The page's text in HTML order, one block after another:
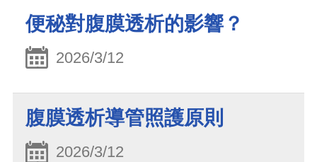
便秘對腹膜透析的影響？
2026/3/12
腹膜透析導管照護原則
2026/3/12